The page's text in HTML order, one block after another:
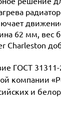
62 мм, вес
Charleston
ГОСТ
компании
и